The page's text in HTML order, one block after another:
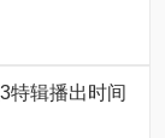
特辑播出时间